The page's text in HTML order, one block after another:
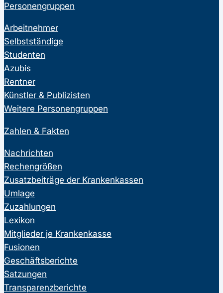
Personengruppen
Arbeitnehmer
Selbstständige
Studenten
Azubis
Rentner
Künstler & Publizisten
Weitere Personengruppen
Zahlen & Fakten
Nachrichten
Rechengrößen
Zusatzbeiträge der Krankenkassen
Umlage
Zuzahlungen
Lexikon
Mitglieder je Krankenkasse
Fusionen
Geschäftsberichte
Satzungen
Transparenzberichte